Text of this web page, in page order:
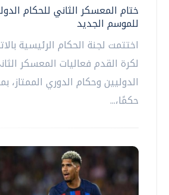
ختام المعسكر الثاني للحكام
للموسم الجديد
اختتمت لجنة الحكام الرئيسية
لكرة القدم فعاليات المعسكر
حكمًا،...